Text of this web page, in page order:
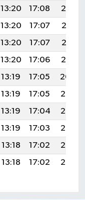
13:20 17:08
20:14
13:20 17:07
20:13
13:20 17:07
20:12
13:20 17:06
20:10
13:19 17:05
20:09
13:19 17:05
20:07
13:19 17:04
20:06
13:19 17:03
20:05
13:18 17:02
20:03
13:18 17:02 20:02